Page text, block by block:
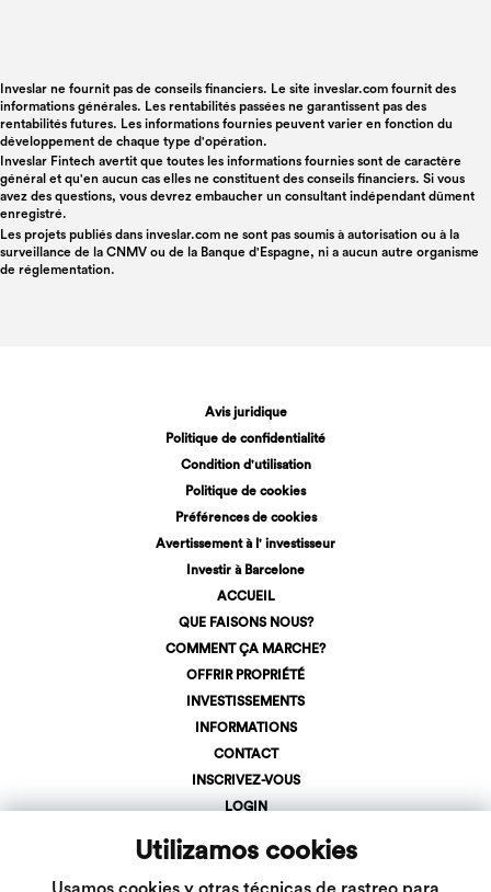
Utilizamos cookies
Inveslar ne fournit pas de conseils financiers. Le site inveslar.com fournit des
informations générales. Les rentabilités passées ne garantissent pas des
rentabilités futures. Les informations fournies peuvent varier en fonction du
développement de chaque type d'opération.
Inveslar Fintech avertit que toutes les informations fournies sont de caractère
général et qu'en aucun cas elles ne constituent des conseils financiers. Si vous
avez des questions, vous devrez embaucher un consultant indépendant dûment
enregistré.
Les projets publiés dans inveslar.com ne sont pas soumis à autorisation ou à la
surveillance de la CNMV ou de la Banque d'Espagne, ni a aucun autre organisme
de réglementation.
Avis juridique
Politique de confidentialité
Condition d'utilisation
Politique de cookies
Préférences de cookies
Avertissement à l' investisseur
Investir à Barcelone
ACCUEIL
QUE FAISONS NOUS?
COMMENT ÇA MARCHE?
OFFRIR PROPRIÉTÉ
INVESTISSEMENTS
INFORMATIONS
CONTACT
INSCRIVEZ-VOUS
LOGIN
info@inveslar.com